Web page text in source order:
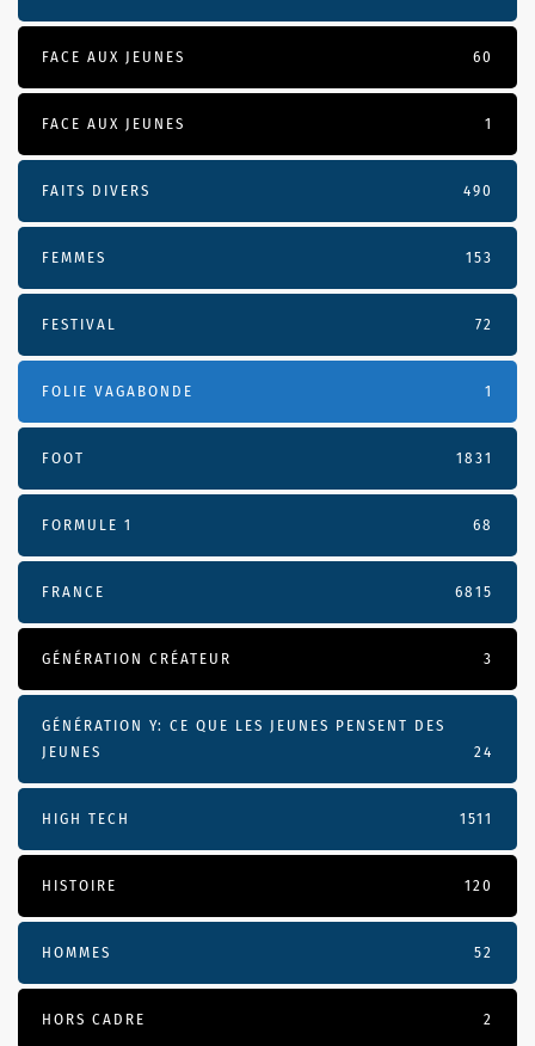
FACE AUX JEUNES 60
FACE AUX JEUNES 1
FAITS DIVERS 490
FEMMES 153
FESTIVAL 72
FOLIE VAGABONDE 1
FOOT 1831
FORMULE 1 68
FRANCE 6815
GÉNÉRATION CRÉATEUR 3
GÉNÉRATION Y: CE QUE LES JEUNES PENSENT DES
JEUNES
24
HIGH TECH 1511
HISTOIRE 120
HOMMES 52
HORS CADRE 2